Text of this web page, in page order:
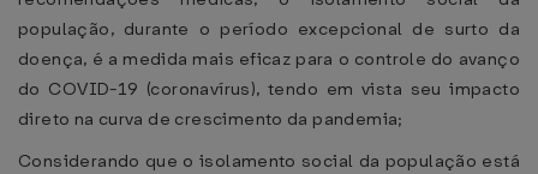
população, durante o período excepcional de surto da
doença, é a medida mais eficaz para o controle do avanço
do COVID-19 (coronavírus), tendo em vista seu impacto
direto na curva de crescimento da pandemia;
Considerando que o isolamento social da população está